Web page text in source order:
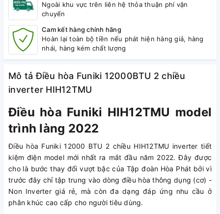
Ngoài khu vực trên liên hệ thỏa thuận phí vận
chuyển
Cam kết hàng chính hãng
Hoàn lại toàn bộ tiền nếu phát hiện hàng giả, hàng
nhái, hàng kém chất lượng
Mô tả Điều hòa Funiki 12000BTU 2 chiều
inverter HIH12TMU
Điều hòa Funiki HIH12TMU model
trình làng 2022
Điều hòa Funiki 12000 BTU 2 chiều HIH12TMU inverter tiết
kiệm điện model mới nhất ra mắt đầu năm 2022. Đây được
cho là bước thay đổi vượt bậc của Tập đoàn Hòa Phát bởi vì
trước đây chỉ tập trung vào dòng điều hòa thông dụng (cơ) -
Non Inverter giá rẻ, mà còn đa dạng đáp ứng nhu cầu ở
phân khúc cao cấp cho người tiêu dùng.